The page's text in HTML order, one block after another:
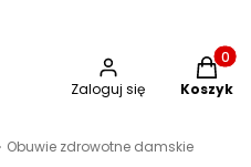
Zaloguj się Koszyk
Obuwie zdrowotne damskie